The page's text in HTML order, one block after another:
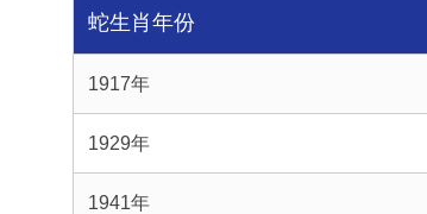
蛇生肖年份
1917年
1929年
1941年